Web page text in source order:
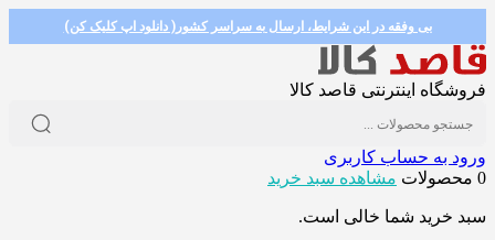
بی وفقه در این شرایط، ارسال به سراسر کشور( دانلود اپ کلیک کن)
فروشگاه اینترنتی قاصد کالا
ورود به حساب کاربری
0 محصولات
مشاهده سبد خرید
سبد خرید شما خالی است.